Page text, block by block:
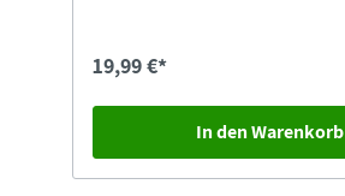
19,99 €*
In den Warenkorb